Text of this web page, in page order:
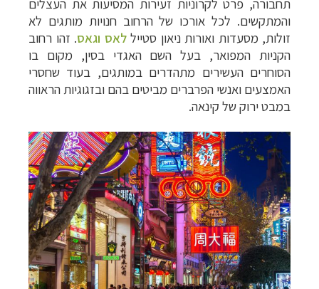
תחבורה, פרט לקרוניות זעירות המסיעות את העצלים
והמתקשים. לכל אורכו של הרחוב חנויות מותגים לא
זולות, מסעדות ואורות ניאון סטייללאס וגאס. זהו רחוב
הקניות המפואר, בעל השם האגדי בסין, מקום בו
הסוחרים העשירים מתהדרים במותגים, בעוד שחסרי
האמצעים ואנשי הפרברים מביטים בהם ובזגוגיות הראווה
במבט ירוק של קינאה.